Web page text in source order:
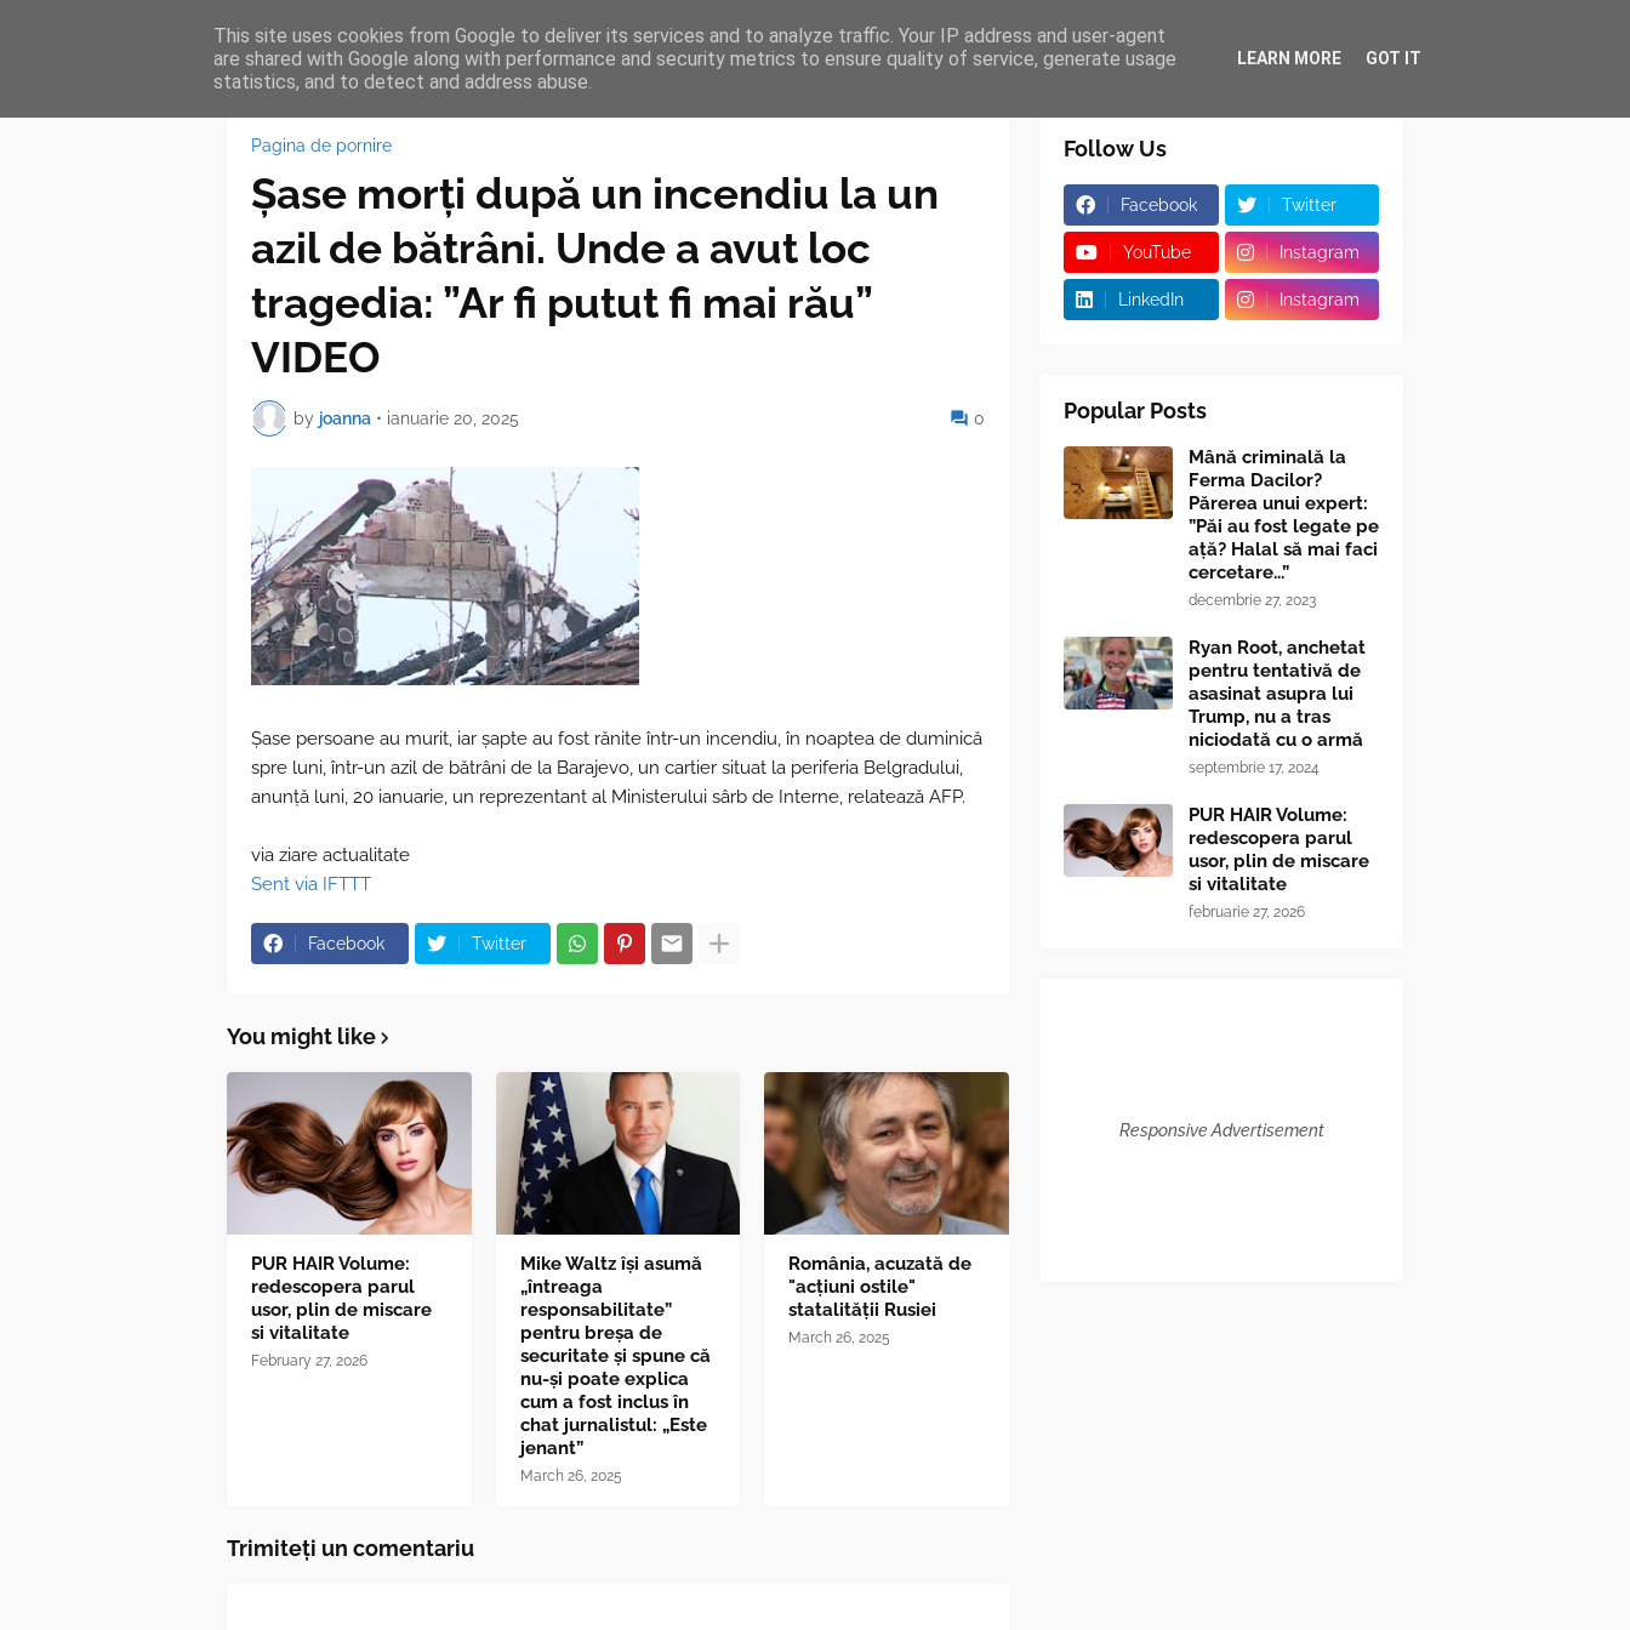
HOME FEATURES BLOGGER TIPOGRAPHY SHORTCODES
Pagina de pornire
Șase morți după un incendiu la un
azil de bătrâni. Unde a avut loc
tragedia: ”Ar fi putut fi mai rău”
VIDEO
by joanna • ianuarie 20, 2025 0
Şase persoane au murit, iar şapte au fost rănite într-un incendiu, în noaptea de duminică
spre luni, într-un azil de bătrâni de la Barajevo, un cartier situat la periferia Belgradului,
anunţă luni, 20 ianuarie, un reprezentant al Ministerului sârb de Interne, relatează AFP.
via ziare actualitate
Sent via IFTTT
Facebook Twitter
You might like
PUR HAIR Volume:
redescopera parul
usor, plin de miscare
si vitalitate
February 27, 2026
Mike Waltz îşi asumă
„întreaga
responsabilitate”
pentru breşa de
securitate și spune că
nu-și poate explica
cum a fost inclus în
chat jurnalistul: „Este
jenant”
March 26, 2025
România, acuzată de
"acțiuni ostile"
statalității Rusiei
March 26, 2025
Trimiteți un comentariu
Follow Us
Facebook Twitter
YouTube Instagram
LinkedIn Instagram
Popular Posts
Mână criminală la
Ferma Dacilor?
Părerea unui expert:
”Păi au fost legate pe
ață? Halal să mai faci
cercetare...”
decembrie 27, 2023
Ryan Root, anchetat
pentru tentativă de
asasinat asupra lui
Trump, nu a tras
niciodată cu o armă
septembrie 17, 2024
PUR HAIR Volume:
redescopera parul
usor, plin de miscare
si vitalitate
februarie 27, 2026
Responsive Advertisement
This site uses cookies from Google to deliver its services and to analyze traffic. Your IP address and user-agent
are shared with Google along with performance and security metrics to ensure quality of service, generate usage
statistics, and to detect and address abuse.
LEARN MORE GOT IT